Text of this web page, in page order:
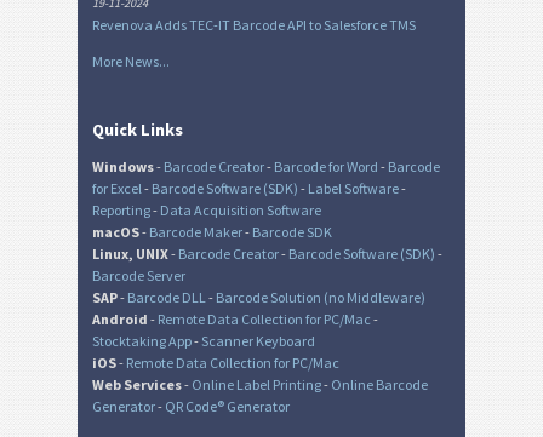
19-11-2024
Revenova Adds TEC-IT Barcode API to Salesforce TMS
More News...
Quick Links
Windows- Barcode Creator- Barcode for Word - Barcode
for Excel - Barcode Software (SDK) - Label Software-
Reporting- Data Acquisition Software
macOS- Barcode Maker- Barcode SDK
Linux, UNIX- Barcode Creator- Barcode Software (SDK) -
Barcode Server
SAP- Barcode DLL - Barcode Solution (no Middleware)
Android - Remote Data Collection for PC/Mac -
Stocktaking App- Scanner Keyboard
iOS- Remote Data Collection for PC/Mac
Web Services- Online Label Printing- Online Barcode
Generator- QR Code® Generator